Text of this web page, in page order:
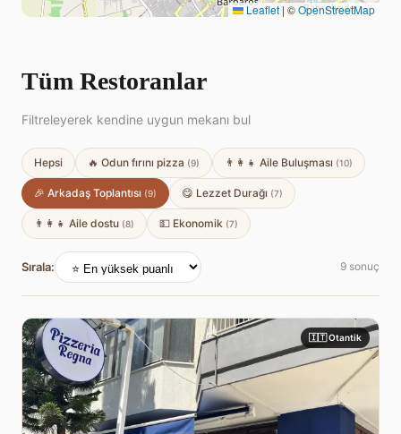
Leaflet | ©OpenStreetMap
Tüm Restoranlar
Filtreleyerek kendine uygun mekanı bul
Hepsi 🔥 Odun fırını pizza (9) 👨‍👩‍👧 Aile Buluşması (10)
🎉 Arkadaş Toplantısı (9) 😋 Lezzet Durağı (7)
👨‍👩‍👧 Aile dostu (8) 💵 Ekonomik (7)
Sırala: 9 sonuç
🇮🇹 Otantik